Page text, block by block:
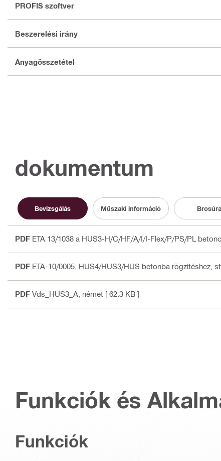
PROFIS szoftver
Beszerelési irány
Anyagösszetétel
dokumentum
Bevizsgálás Műszaki információ Brosúra
PDF ETA 13/1038 a HUS3-H/C/HF/A/I/I-Flex/P/PS/PL
PDF ETA-10/0005, HUS4/HUS3/HUS betonba rögzítéshez,
PDF Vds_HUS3_A , német [ 62.3 KB ]
Funkciók és
Funkciók